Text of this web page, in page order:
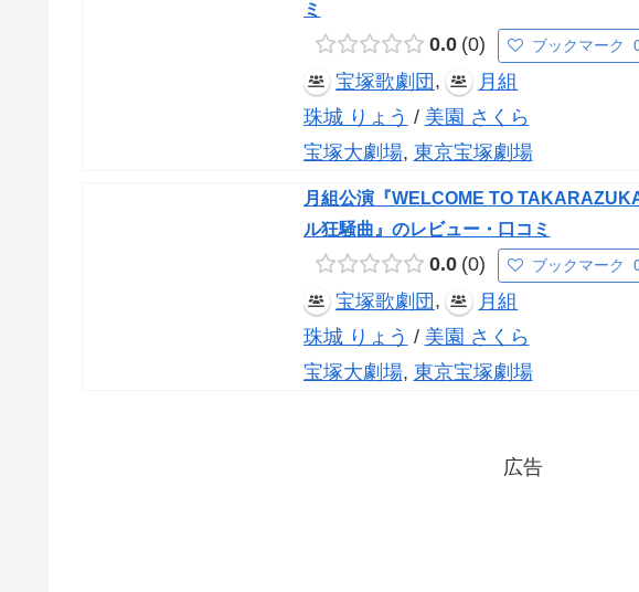
ミ
0.0 0 ブックマーク
宝塚歌劇団 ,
月組
珠城 りょう / 美園 さくら
宝塚大劇場, 東京宝塚劇場
月組公演『WELCOME TO
ル狂騒曲』のレビュー・口コミ
0.0 0 ブックマーク
宝塚歌劇団 ,
月組
珠城 りょう / 美園 さくら
宝塚大劇場, 東京宝塚劇場
広告